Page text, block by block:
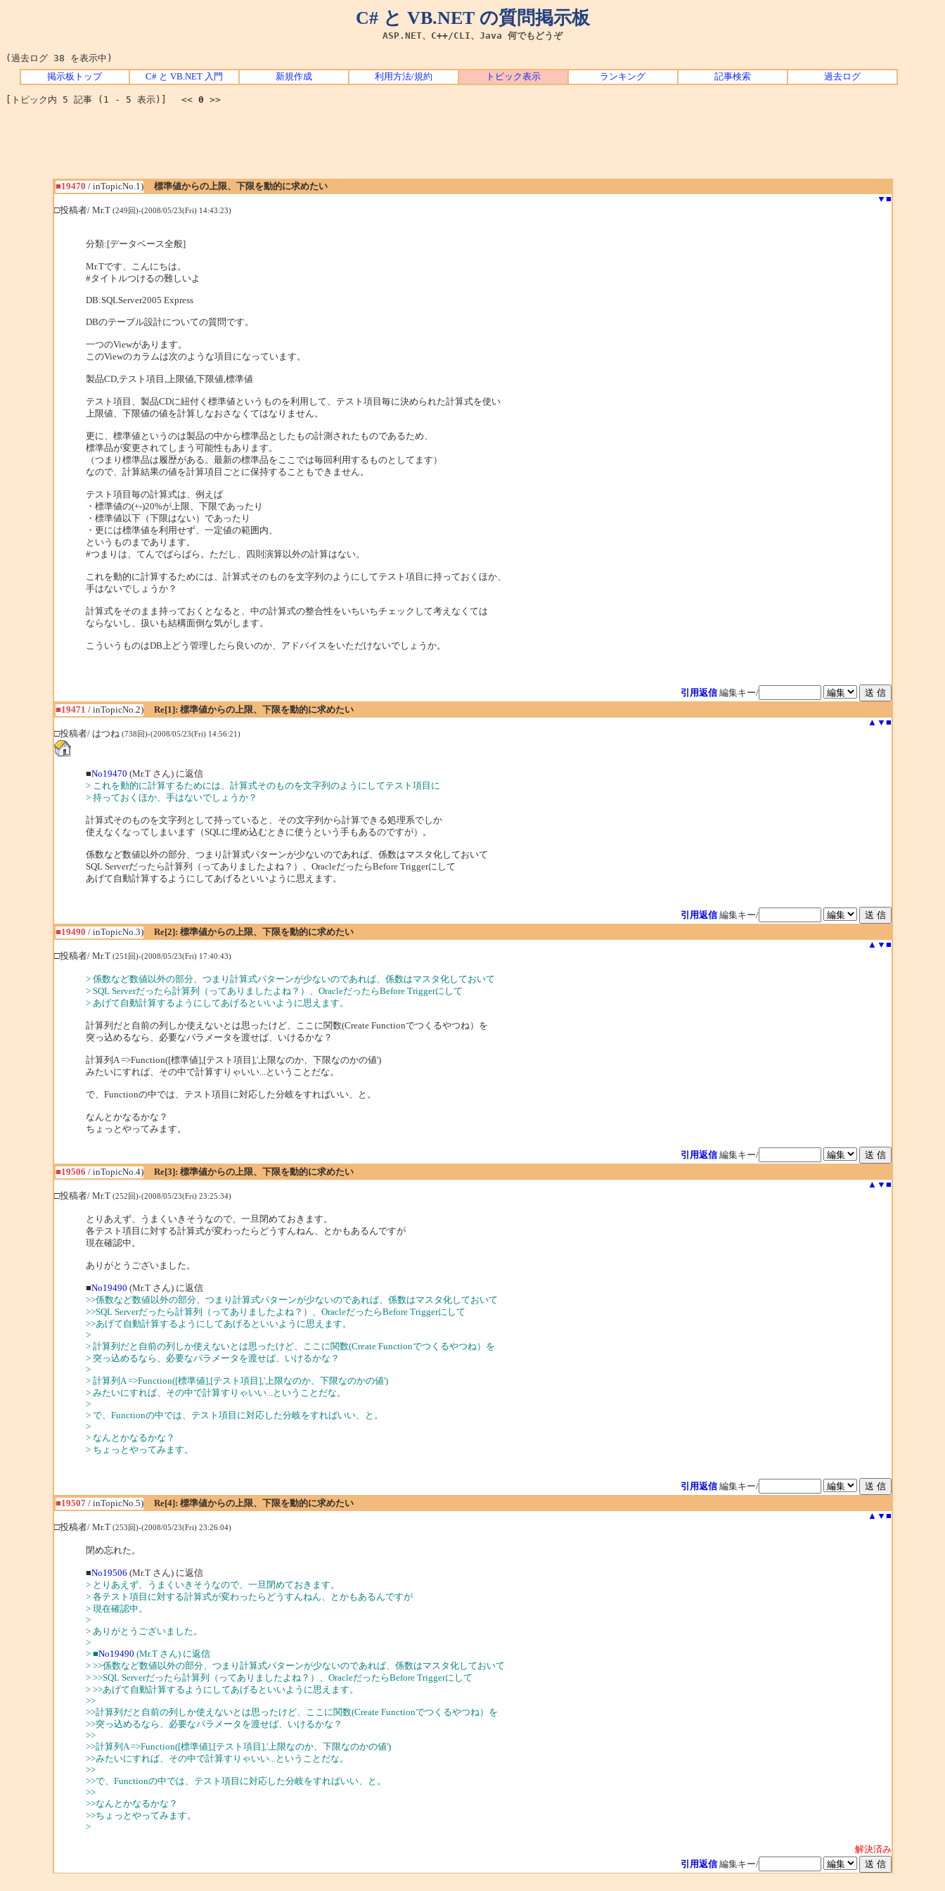
C# と VB.NET の質問掲示板
ASP.NET、C++/CLI、Java 何でもどうぞ
(過去ログ 38 を表示中)
掲示板トップ C# と VB.NET 入門 新規作成 利用方法/規約 トピック表示 ランキング 記事検索 過去ログ
[トピック内 5 記事 (1 - 5 表示)] << 0 >>
■19470 / inTopicNo.1)
標準値からの上限、下限を動的に求めたい
▼ ■
□投稿者/ Mr.T (249回)-(2008/05/23(Fri) 14:43:23)
分類:[データベース全般]
Mr.Tです、こんにちは。
#タイトルつけるの難しいよ
DB:SQLServer2005 Express
DBのテーブル設計についての質問です。
一つのViewがあります。
このViewのカラムは次のような項目になっています。
製品CD,テスト項目,上限値,下限値,標準値
テスト項目、製品CDに紐付く標準値というものを利用して、テスト項目毎に決められた計算式を使い
上限値、下限値の値を計算しなおさなくてはなりません。
更に、標準値というのは製品の中から標準品としたもの計測されたものであるため、
標準品が変更されてしまう可能性もあります。
（つまり標準品は履歴がある。最新の標準品をここでは毎回利用するものとしてます）
なので、計算結果の値を計算項目ごとに保持することもできません。
テスト項目毎の計算式は、例えば
・標準値の(+-)20%が上限、下限であったり
・標準値以下（下限はない）であったり
・更には標準値を利用せず、一定値の範囲内、
というものまであります。
#つまりは、てんでばらばら。ただし、四則演算以外の計算はない。
これを動的に計算するためには、計算式そのものを文字列のようにしてテスト項目に持っておくほか、
手はないでしょうか？
計算式をそのまま持っておくとなると、中の計算式の整合性をいちいちチェックして考えなくては
ならないし、扱いも結構面倒な気がします。
こういうものはDB上どう管理したら良いのか、アドバイスをいただけないでしょうか。
引用返信 編集キー/
■19471 / inTopicNo.2)
Re[1]: 標準値からの上限、下限を動的に求めたい
▲ ▼ ■
□投稿者/ はつね (738回)-(2008/05/23(Fri) 14:56:21)
■No19470 (Mr.T さん) に返信
> これを動的に計算するためには、計算式そのものを文字列のようにしてテスト項目に
> 持っておくほか、手はないでしょうか？
計算式そのものを文字列として持っていると、その文字列から計算できる処理系でしか
使えなくなってしまいます（SQLに埋め込むときに使うという手もあるのですが）。
係数など数値以外の部分、つまり計算式パターンが少ないのであれば、係数はマスタ化しておいて
SQL Serverだったら計算列（ってありましたよね？）、OracleだったらBefore Triggerにして
あげて自動計算するようにしてあげるといいように思えます。
引用返信 編集キー/
■19490 / inTopicNo.3)
Re[2]: 標準値からの上限、下限を動的に求めたい
▲ ▼ ■
□投稿者/ Mr.T (251回)-(2008/05/23(Fri) 17:40:43)
> 係数など数値以外の部分、つまり計算式パターンが少ないのであれば、係数はマスタ化しておいて
> SQL Serverだったら計算列（ってありましたよね？）、OracleだったらBefore Triggerにして
> あげて自動計算するようにしてあげるといいように思えます。
計算列だと自前の列しか使えないとは思ったけど、ここに関数(Create Functionでつくるやつね）を
突っ込めるなら、必要なパラメータを渡せば、いけるかな？
計算列A =>Function([標準値],[テスト項目],'上限なのか、下限なのかの値')
みたいにすれば、その中で計算すりゃいい...ということだな。
で、Functionの中では、テスト項目に対応した分岐をすればいい、と。
なんとかなるかな？
ちょっとやってみます。
引用返信 編集キー/
■19506 / inTopicNo.4)
Re[3]: 標準値からの上限、下限を動的に求めたい
▲ ▼ ■
□投稿者/ Mr.T (252回)-(2008/05/23(Fri) 23:25:34)
とりあえず、うまくいきそうなので、一旦閉めておきます。
各テスト項目に対する計算式が変わったらどうすんねん、とかもあるんですが
現在確認中。
ありがとうございました。
■No19490 (Mr.T さん) に返信
>>係数など数値以外の部分、つまり計算式パターンが少ないのであれば、係数はマスタ化しておいて
>>SQL Serverだったら計算列（ってありましたよね？）、OracleだったらBefore Triggerにして
>>あげて自動計算するようにしてあげるといいように思えます。
>
> 計算列だと自前の列しか使えないとは思ったけど、ここに関数(Create Functionでつくるやつね）を
> 突っ込めるなら、必要なパラメータを渡せば、いけるかな？
>
> 計算列A =>Function([標準値],[テスト項目],'上限なのか、下限なのかの値')
> みたいにすれば、その中で計算すりゃいい...ということだな。
>
> で、Functionの中では、テスト項目に対応した分岐をすればいい、と。
>
> なんとかなるかな？
> ちょっとやってみます。
引用返信 編集キー/
■19507/ inTopicNo.5)
Re[4]: 標準値からの上限、下限を動的に求めたい
▲ ▼ ■
□投稿者/ Mr.T (253回)-(2008/05/23(Fri) 23:26:04)
閉め忘れた。
■No19506 (Mr.T さん) に返信
> とりあえず、うまくいきそうなので、一旦閉めておきます。
> 各テスト項目に対する計算式が変わったらどうすんねん、とかもあるんですが
> 現在確認中。
>
> ありがとうございました。
>
> ■No19490 (Mr.T さん) に返信
> >>係数など数値以外の部分、つまり計算式パターンが少ないのであれば、係数はマスタ化しておいて
> >>SQL Serverだったら計算列（ってありましたよね？）、OracleだったらBefore Triggerにして
> >>あげて自動計算するようにしてあげるといいように思えます。
>>
>>計算列だと自前の列しか使えないとは思ったけど、ここに関数(Create Functionでつくるやつね）を
>>突っ込めるなら、必要なパラメータを渡せば、いけるかな？
>>
>>計算列A =>Function([標準値],[テスト項目],'上限なのか、下限なのかの値')
>>みたいにすれば、その中で計算すりゃいい...ということだな。
>>
>>で、Functionの中では、テスト項目に対応した分岐をすればいい、と。
>>
>>なんとかなるかな？
>>ちょっとやってみます。
>
解決済み
引用返信 編集キー/